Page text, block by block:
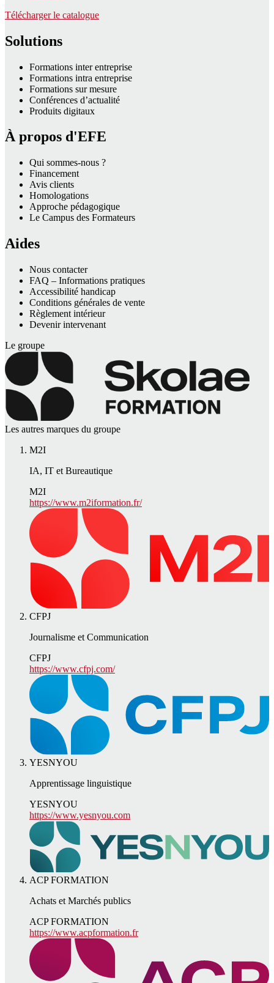
Télécharger le catalogue
Solutions
Formations inter entreprise
Formations intra entreprise
Formations sur mesure
Conférences d’actualité
Produits digitaux
À propos d'EFE
Qui sommes-nous ?
Financement
Avis clients
Homologations
Approche pédagogique
Le Campus des Formateurs
Aides
Nous contacter
FAQ – Informations pratiques
Accessibilité handicap
Conditions générales de vente
Règlement intérieur
Devenir intervenant
Le groupe
Les autres marques du groupe
M2I
IA, IT et Bureautique
M2I
https://www.m2iformation.fr/
CFPJ
Journalisme et Communication
CFPJ
https://www.cfpj.com/
YESNYOU
Apprentissage linguistique
YESNYOU
https://www.yesnyou.com
ACP FORMATION
Achats et Marchés publics
ACP FORMATION
https://www.acpformation.fr